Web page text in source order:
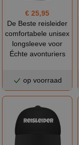
€ 25,95
De Beste reisleider
comfortabele unisex
longsleeve voor
Échte avonturiers
op voorraad